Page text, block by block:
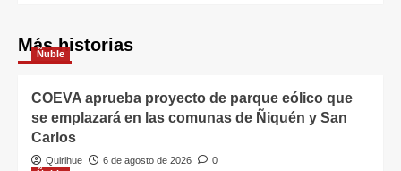
Más historias
Ñuble
COEVA aprueba proyecto de parque eólico que
se emplazará en las comunas de Ñiquén y San
Carlos
Quirihue 6 de agosto de 2026
0